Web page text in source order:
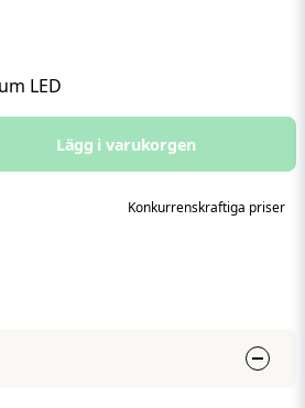
LED
Lägg i varukorgen
Konkurrenskraftiga priser